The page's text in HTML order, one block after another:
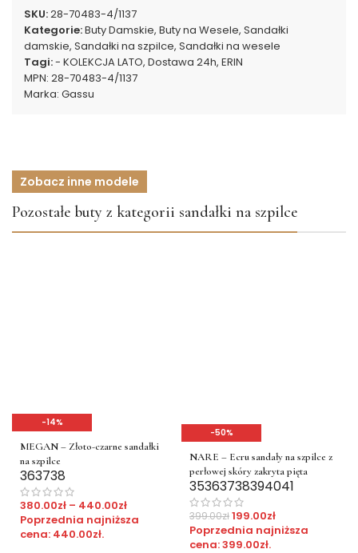
SKU:28-70483-4/1137
Kategorie:Buty Damskie, Buty na Wesele, Sandałki
damskie, Sandałki na szpilce, Sandałki na wesele
Tagi:- KOLEKCJA LATO, Dostawa 24h, ERIN
MPN: 28-70483-4/1137
Marka: Gassu
Zobacz inne modele
Pozostałe buty z kategorii sandałki na szpilce
-14%
MEGAN – Złoto-czarne sandałki
na szpilce
363738
380.00zł – 440.00zł
Poprzednia najniższa
cena: 440.00zł.
-50%
NARE – Ecru sandały na szpilce z
perłowej skóry zakryta pięta
35363738394041
399.00zł199.00zł
Poprzednia najniższa
cena:399.00zł.